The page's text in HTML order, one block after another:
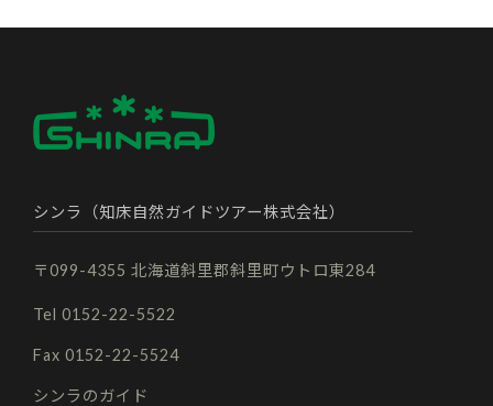
シンラ（知床自然ガイドツアー株式会社）
〒099-4355 北海道斜里郡斜里町ウトロ東284
Tel 0152-22-5522
Fax 0152-22-5524
シンラのガイド